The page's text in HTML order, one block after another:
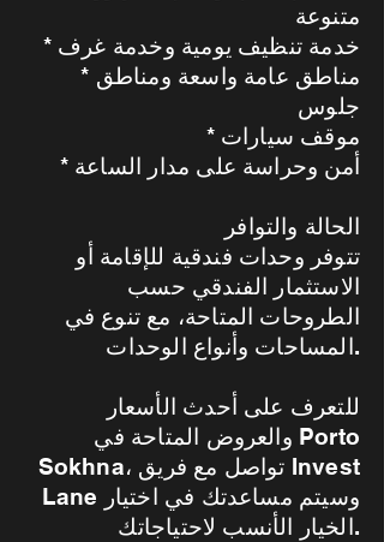
متنوعة
* خدمة تنظيف يومية وخدمة غرف
* مناطق عامة واسعة ومناطق
جلوس
* موقف سيارات
* أمن وحراسة على مدار الساعة
الحالة والتوافر
تتوفر وحدات فندقية للإقامة أو
الاستثمار الفندقي حسب
الطروحات المتاحة، مع تنوع في
المساحات وأنواع الوحدات.
للتعرف على أحدث الأسعار
والعروض المتاحة في Porto
Sokhna، تواصل مع فريق Invest
Lane وسيتم مساعدتك في اختيار
الخيار الأنسب لاحتياجاتك.